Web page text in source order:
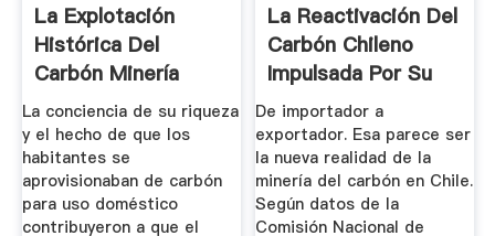
La Explotación
Histórica Del
Carbón Minería
Chilena
La conciencia de su riqueza
y el hecho de que los
habitantes se
aprovisionaban de carbón
para uso doméstico
contribuyeron a que el
La Reactivación Del
Carbón Chileno
Impulsada Por Su
Uso En ...
De importador a
exportador. Esa parece ser
la nueva realidad de la
minería del carbón en Chile.
Según datos de la
Comisión Nacional de